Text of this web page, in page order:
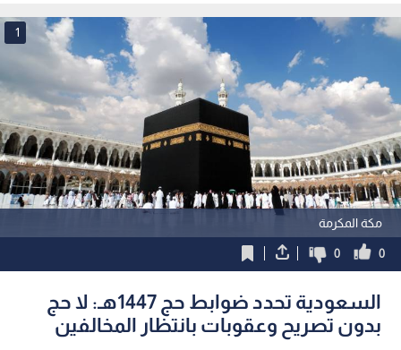
مكة المكرمة
1
0
0
السعودية تحدد ضوابط حج 1447هـ: لا حج
بدون تصريح وعقوبات بانتظار المخالفين